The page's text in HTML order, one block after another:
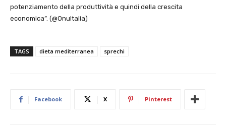
potenziamento della produttività e quindi della crescita
economica”. (@OnuItalia)
TAGS dieta mediterranea sprechi
Facebook X Pinterest